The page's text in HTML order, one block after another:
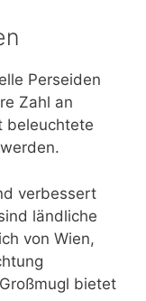
Perseiden
Zahl an
beleuchtete
verbessert
ländliche
von Wien,
bietet